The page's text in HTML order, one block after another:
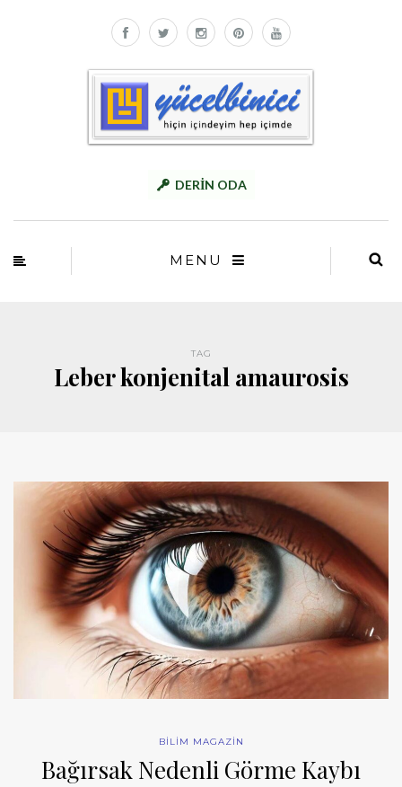
DERİN ODA
MENU
TAG
Leber konjenital amaurosis
BİLİM MAGAZİN
Bağırsak Nedenli Görme Kaybı